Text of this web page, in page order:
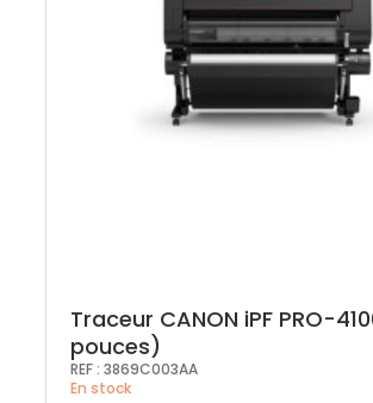
Traceur CANON iPF PRO-
pouces)
REF : 3869C003AA
En stock